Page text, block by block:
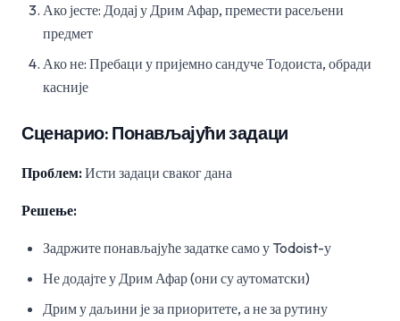
Ако јесте: Додај у Дрим Афар, премести расељени
предмет
Ако не: Пребаци у пријемно сандуче Тодоиста, обради
касније
Сценарио: Понављајући задаци
Проблем:Исти задаци сваког дана
Решење:
Задржите понављајуће задатке само у Todoist-у
Не додајте у Дрим Афар (они су аутоматски)
Дрим у даљини је за приоритете, а не за рутину